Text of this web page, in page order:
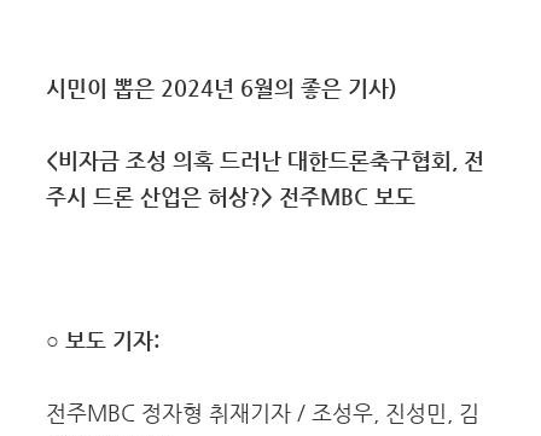
시민이 뽑은 2024년 6월의 좋은 기사)
<비자금 조성 의혹 드러난 대한드론축구협회, 전
주시 드론 산업은 허상?> 전주MBC 보도
○ 보도 기자:
전주MBC 정자형 취재기자 / 조성우, 진성민, 김